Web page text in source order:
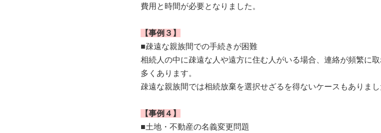
費用と時間が必要となりました。
【事例３】
■疎遠な親族間での手続きが困難
相続人の中に疎遠な人や遠方に住む人がいる場合、連絡が頻繁に
多くあります。
疎遠な親族間では相続放棄を選択せざるを得ないケースもありまし
【事例４】
■土地・不動産の名義変更問題